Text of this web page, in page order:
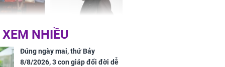
Thúy:
theo "lô",
gái biệt thự
"nốt nhạc"
Triệu Lệ Dĩnh liên tiếp
được Kim Ưng ưu ái,
đãi ngộ đặc biệt gây
chú ý
NHIỀU
Đúng ngày mai, thứ Bảy
8/8/2026, 3 con giáp đổi đời dễ